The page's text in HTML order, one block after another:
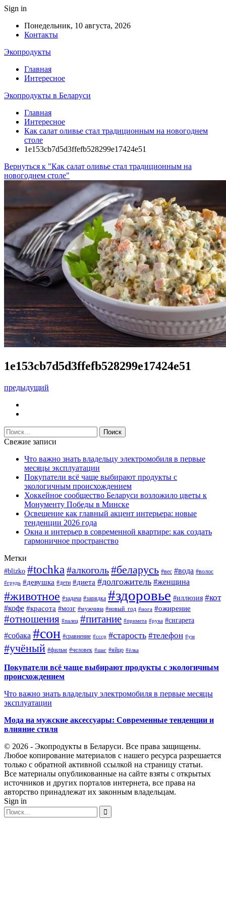
Sign in
Понедельник, 10 августа, 2026
Контакты
Экопродукты
Главная
Интересное
Экопродукты в Беларуси
Главная
Интересное
Как салат оливье стал традиционным на новогоднем
столе
1e153cb7d5d3ffefb528299e17424e51
Вернуться к "Как салат оливье стал традиционным на
новогоднем столе"
1e153cb7d5d3ffefb528299e17424e51
предыдущий
Свежие записи
Что важно знать владельцу электромобиля в первые
месяцы эксплуатации
Покупатели всё чаще выбирают продукты с
экологичным происхождением
Хоккейное сообщество Беларуси возложило цветы к
Монументу Победы в Минске
Освещение как главный акцент интерьера: новые
тенденции 2026 года
Окна и интерьер в современной квартире: как создать
гармоничное пространство
Метки
#blizko #tochka #алкоголь#беларусь #вес #вода #волос
#грудь #девушка #дети #диета #долгожитель #женщина
#животное #задача #зарядка #здоровье #иллюзия #кот
#кофе #красота #мозг #мужчина #новый_год #нога #ожирение
#отношения #палец #питание #примета #рука #сигарета
#собака #сон #сравнение #ссср #старость #телефон #ум
#учёный #фильм #человек #шаг #яйцо #ёлка
Покупатели всё чаще выбирают продукты с экологичным
происхождением
Что важно знать владельцу электромобиля в первые месяцы
эксплуатации
Мода на мужские аксессуары: Современные тенденции и
влияние стиля
© 2026 - Экопродукты в Беларуси. Все права защищены.
Любое копирование материалов с нашего ресурса разрешается
только с обратной активной ссылкой на страницу статьи.
Все материалы опубликованные на сайте взяты с открытых
источников и других порталов интернета, все права на
авторство принадлежат их законным владельцам.
Sign in